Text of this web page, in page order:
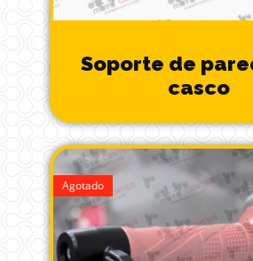
Soporte de
casco
Agotado